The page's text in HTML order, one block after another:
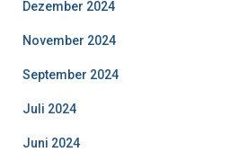
Dezember 2024
November 2024
September 2024
Juli 2024
Juni 2024